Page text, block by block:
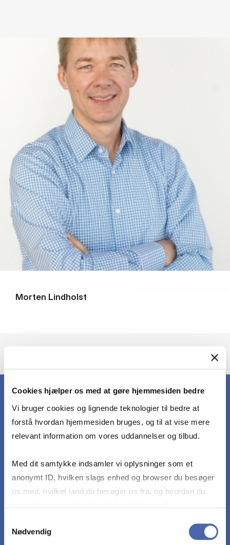
Cookies hjælper os med at gøre hjemmesiden bedre
Vi bruger cookies og lignende teknologier til bedre at
forstå hvordan hjemmesiden bruges, og til at vise mere
relevant information om vores uddannelser og tilbud.
Med dit samtykke indsamler vi oplysninger som et
anonymt ID, hvilken slags enhed og browser du besøger
os med, hvilket land du besøger os fra, og hvordan du
markedsføring. Du bestemmer selv - og kan altid trække
Nødvendig
Morten Lindholst
HENT MBD BROCHURE
Hvis du er interesseret i at høre mere om, hvad
kan gøre for dig og din organisation, så udfyld
formularen og modtag vores brochure på mail.
de kurser der aktuelt udbydes, og vi holder dig